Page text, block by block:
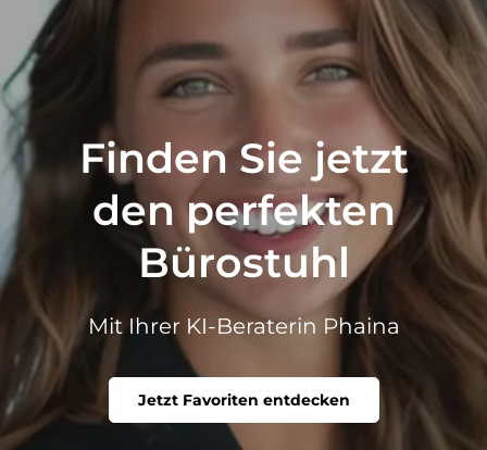
Finden Sie jetzt
den perfekten
Bürostuhl
Mit Ihrer KI-Beraterin Phaina
Jetzt Favoriten entdecken